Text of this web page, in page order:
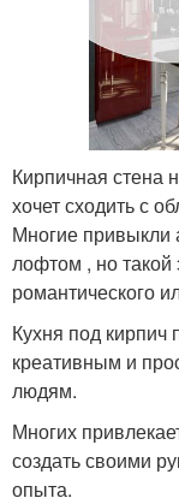
Кирпичная стена
хочет сходить с
Многие привыкли
лофтом , но
романтического
Кухня под кирпич
креативным и
людям.
Многих
создать своими
опыта.